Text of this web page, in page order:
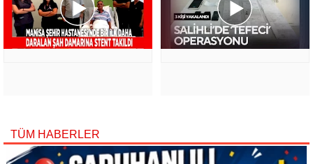
TÜM HABERLER